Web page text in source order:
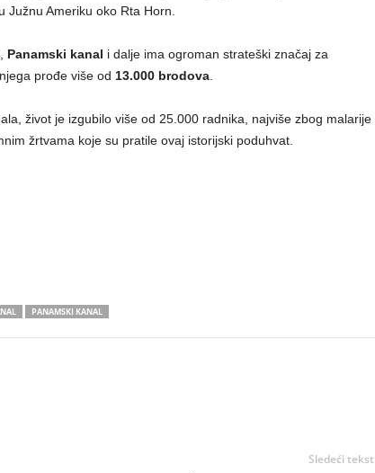
Južnu Ameriku oko Rta Horn.
Panamski kanal i dalje ima ogroman strateški značaj za
prođe više od 13.000 brodova.
život je izgubilo više od 25.000 radnika, najviše zbog malarije
žrtvama koje su pratile ovaj istorijski poduhvat.
PANAMSKI KANAL
Sledeći tekst